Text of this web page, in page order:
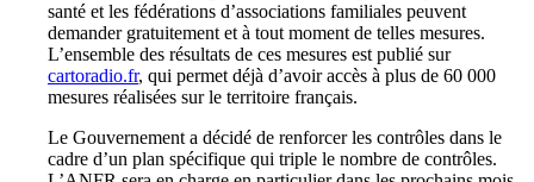
mesures d’exposition radioélectrique des installations
radioélectriques déployées sur le territoire de sa commune. Il
existe en effet un dispositif de surveillance et de mesure des
ondes, mis en place depuis 2014, piloté par l’ANFR. Toute
personne qui le souhaite peut remplir le formulaire de demande
par le maire de la commune ou une association compétente. La
mesure est gratuite.